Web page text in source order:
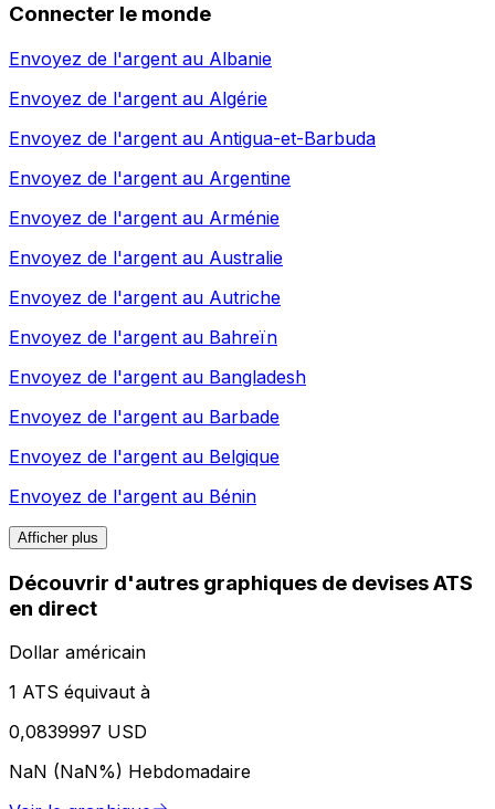
Connecter le monde
Envoyez de l'argent au Albanie
Envoyez de l'argent au Algérie
Envoyez de l'argent au Antigua-et-Barbuda
Envoyez de l'argent au Argentine
Envoyez de l'argent au Arménie
Envoyez de l'argent au Australie
Envoyez de l'argent au Autriche
Envoyez de l'argent au Bahreïn
Envoyez de l'argent au Bangladesh
Envoyez de l'argent au Barbade
Envoyez de l'argent au Belgique
Envoyez de l'argent au Bénin
Afficher plus
Découvrir d'autres graphiques de devises ATS
en direct
Dollar américain
1 ATS équivaut à
0,0839997 USD
NaN (NaN%) Hebdomadaire